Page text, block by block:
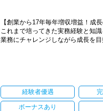
今後もお客様に満足していただけ
ます。
お客様から信頼され、心の通った
実践型インターンは成⻑性を重視
ています。
将来会計事務所で活躍したい熱い
【創業から17年毎年増収増益！成
これまで培ってきた実務経験と知
業務にチャレンジしながら成長を目
ています。
安定性抜群の環境で自己成長を実
経験者優遇
ボーナスあり